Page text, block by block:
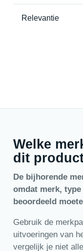
Relevantie
Welke
dit
De bijhorende
omdat merk,
beoordeeld
Gebruik de
uitvoeringen van
vergelijk je niet